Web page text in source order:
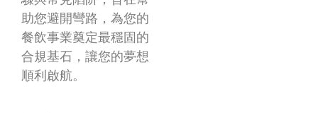
助您避開彎路，為您的
餐飲事業奠定最穩固的
合規基石，讓您的夢想
順利啟航。